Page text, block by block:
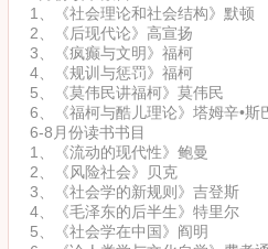
1、《社会理论和社会结构》默顿
2、《后现代论》高宣扬
3、《疯癫与文明》福柯
4、《规训与惩罚》福柯
5、《莫伟民讲福柯》莫伟民
6、《福柯与酷儿理论》塔姆辛•斯
6-8月份读书书目
1、《流动的现代性》鲍曼
2、《风险社会》贝克
3、《社会学的新规则》吉登斯
4、《毛泽东的后半生》特里尔
5、《社会学在中国》阎明